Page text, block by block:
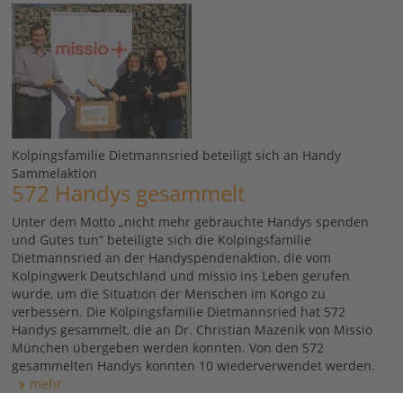
Kolpingsfamilie Dietmannsried beteiligt sich an Handy
Sammelaktion
572 Handys gesammelt
Unter dem Motto „nicht mehr gebrauchte Handys spenden
und Gutes tun“ beteiligte sich die Kolpingsfamilie
Dietmannsried an der Handyspendenaktion, die vom
Kolpingwerk Deutschland und missio ins Leben gerufen
wurde, um die Situation der Menschen im Kongo zu
verbessern. Die Kolpingsfamilie Dietmannsried hat 572
Handys gesammelt, die an Dr. Christian Mazenik von Missio
München übergeben werden konnten. Von den 572
gesammelten Handys konnten 10 wiederverwendet werden.
mehr